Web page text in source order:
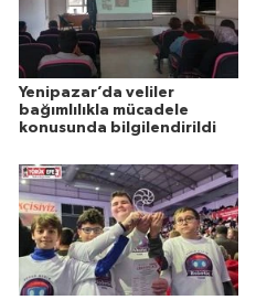
Yenipazar’da veliler
bağımlılıkla mücadele
konusunda bilgilendirildi